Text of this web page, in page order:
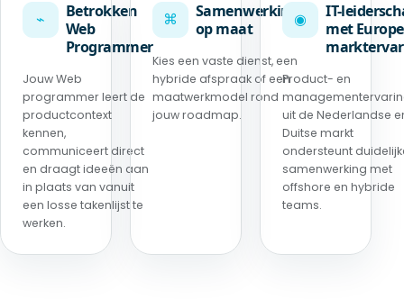
⌁
Betrokken
Web
Programmer
Jouw Web
programmer leert de
productcontext
kennen,
communiceert direct
en draagt ideeën aan
in plaats van vanuit
een losse takenlijst te
werken.
⌘
Samenwerking
op maat
Kies een vaste dienst, een
hybride afspraak of een
maatwerkmodel rond
jouw roadmap.
◉
IT-
met
Product- en
uit de Nederlandse
Duitse markt
ondersteunt
samenwerking met
offshore en hybride
teams.